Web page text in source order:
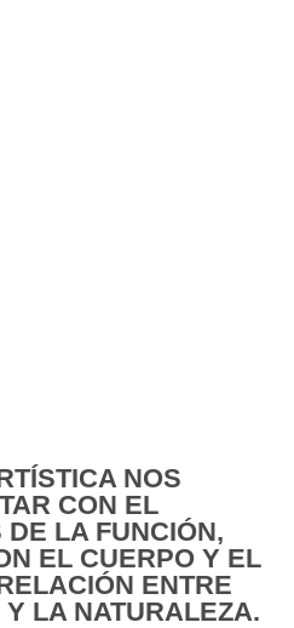
NOS
CON EL
LA FUNCIÓN,
EL CUERPO Y EL
ENTRE
LA NATURALEZA.